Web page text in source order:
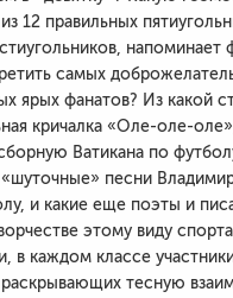
12 правильных
напоминает
самых
ярых фанатов? Из какой
кричалка «Оле-оле-
Ватикана по
песни
и какие еще поэты и
этому виду
в каждом классе
раскрывающих тесную